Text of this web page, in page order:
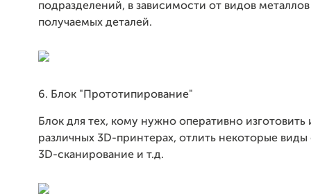
подразделений, в зависимости от видов
получаемых деталей.
6. Блок "Прототипирование"
Блок для тех, кому нужно оперативно изготовить
различных 3D-принтерах, отлить некоторые
3D-сканирование и т.д.